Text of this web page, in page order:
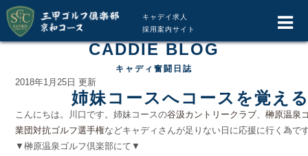
キャデイ求人
採用案内サイト
CADDIE BLOG
キャディ奮闘日誌
2018年1月25日 更新
姉妹コースへコースを覚え
こんにちは。川口です。姉妹コースの谷汲カントリークラブ、榊原温泉
業団対抗ゴルフ選手権などキャディさんが足りない日に応援に行く為で
▼榊原温泉ゴルフ倶楽部にて▼